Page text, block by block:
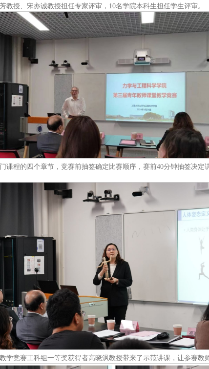
教授、宋亦诚教授担任专家评审，10名学院本科生担任学生评审。
课程的四个章节，竞赛前抽签确定比赛顺序，赛前40分钟抽签决定
学竞赛工科组一等奖获得者高晓沨教授带来了示范讲课，让参赛教